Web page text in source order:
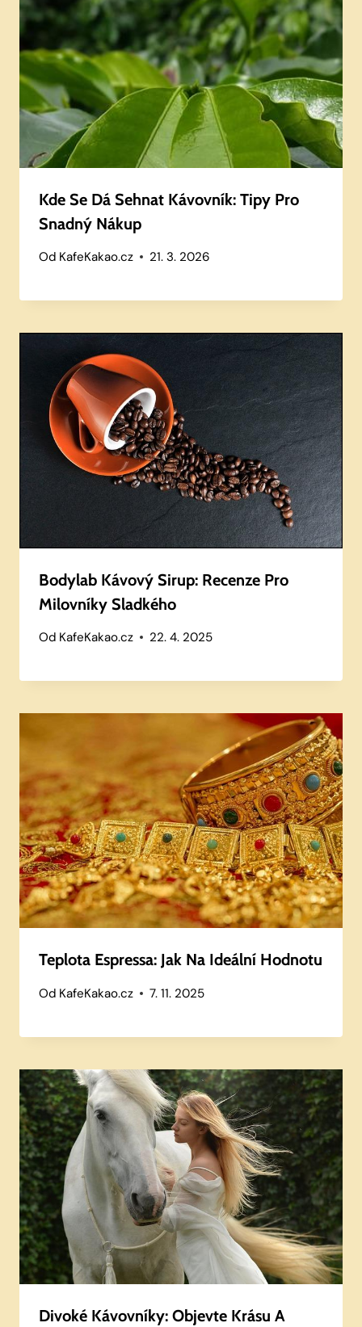
Kde Se Dá Sehnat Kávovník: Tipy Pro
Snadný Nákup
Od KafeKakao.cz 21. 3. 2026
Bodylab Kávový Sirup: Recenze Pro
Milovníky Sladkého
Od KafeKakao.cz 22. 4. 2025
Teplota Espressa: Jak Na Ideální Hodnotu
Od KafeKakao.cz 7. 11. 2025
Divoké Kávovníky: Objevte Krásu A